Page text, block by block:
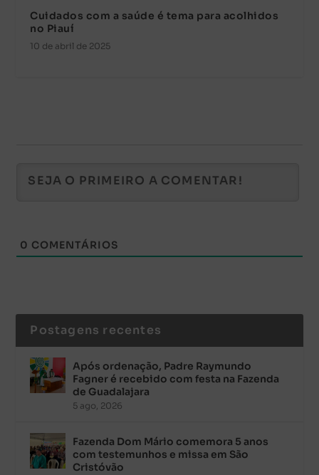
Cuidados com a saúde é tema para acolhidos
no Piauí
10 de abril de 2025
0 COMENTÁRIOS
Postagens recentes
Após ordenação, Padre Raymundo
Fagner é recebido com festa na Fazenda
de Guadalajara
5 ago, 2026
Fazenda Dom Mário comemora 5 anos
com testemunhos e missa em São
Cristóvão